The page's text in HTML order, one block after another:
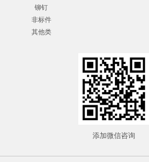
铆钉
非标件
其他类
添加微信咨询